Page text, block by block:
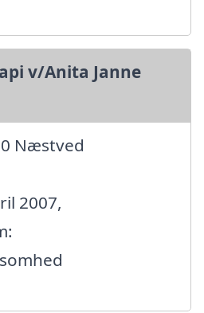
v/Anita Janne
Næstved
2007,